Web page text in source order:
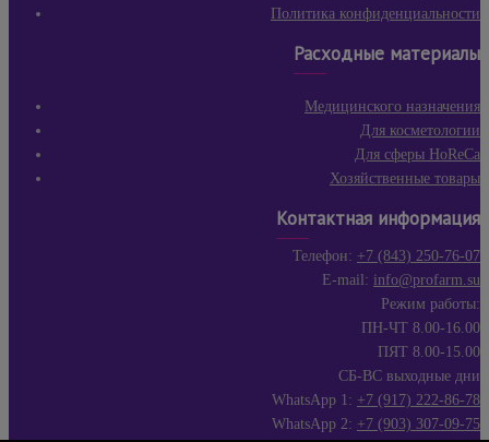
Политика конфиденциальности
Расходные материалы
Медицинского назначения
Для косметологии
Для сферы HoReCa
Хозяйственные товары
Контактная информация
Телефон: +7 (843) 250-76-07
E-mail: info@profarm.su
Режим работы:
ПН-ЧТ 8.00-16.00
ПЯТ 8.00-15.00
СБ-ВС выходные дни
WhatsApp 1: +7 (917) 222-86-78
WhatsApp 2: +7 (903) 307-09-75